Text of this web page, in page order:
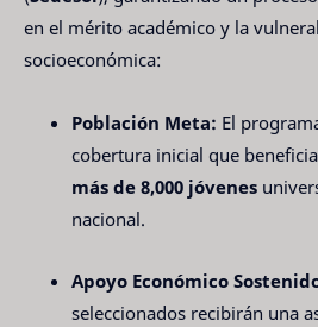
en el mérito académico y la
socioeconómica:
Población Meta: El
cobertura inicial que
más de 8,000 jóvenes
nacional.
Apoyo Económico
seleccionados recibirán una